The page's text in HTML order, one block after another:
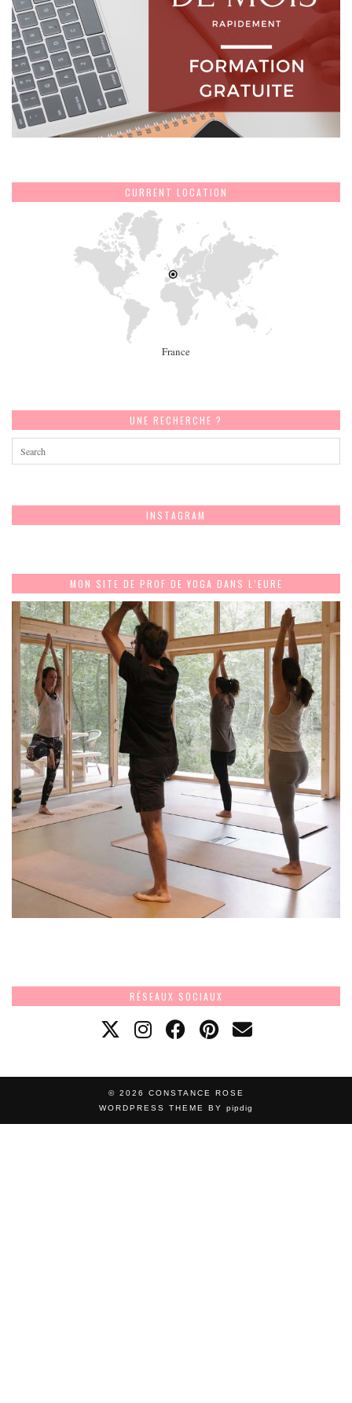
CURRENT LOCATION
France
UNE RECHERCHE ?
INSTAGRAM
MON SITE DE PROF DE YOGA DANS L’EURE
RÉSEAUX SOCIAUX
© 2026 CONSTANCE ROSE
WORDPRESS THEME BY pipdig